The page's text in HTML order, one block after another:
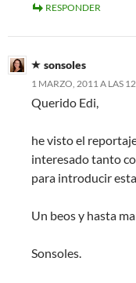
RESPONDER
sonsoles
1 MARZO, 2011 A LAS
Querido Edi,
he visto el
interesado tanto
para introducir
Un beos y hasta
Sonsoles.